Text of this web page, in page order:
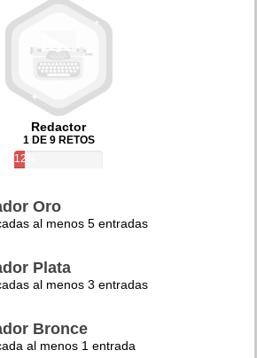
Redactor
1 DE 9 RETOS
12%
Oro
al menos 5 entradas
Plata
al menos 3 entradas
Bronce
al menos 1 entrada